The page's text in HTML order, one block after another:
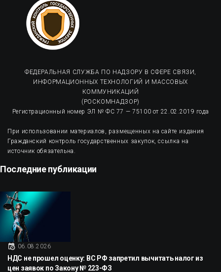
ФЕДЕРАЛЬНАЯ СЛУЖБА ПО НАДЗОРУ В СФЕРЕ СВЯЗИ,
ИНФОРМАЦИОННЫХ ТЕХНОЛОГИЙ И МАССОВЫХ
КОММУНИКАЦИЙ
(РОСКОМНАДЗОР)
Регистрационный номер ЭЛ № ФС 77 — 75100 от 22.02.2019 года
При использовании материалов, размещенных на сайте издания
Гражданский контроль государственных закупок, ссылка на
источник обязательна.
Последние публикации
06.08.2026
НДС не прошел оценку: ВС РФ запретил вычитать налог из
цен заявок по Закону № 223-ФЗ